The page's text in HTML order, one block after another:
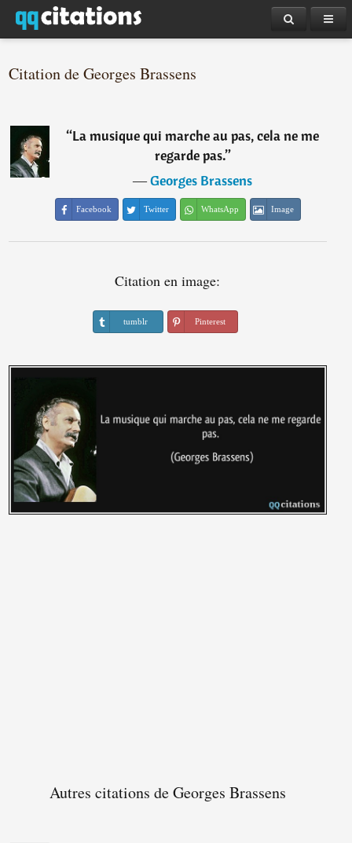
Citation de Georges Brassens
“La musique qui marche au pas, cela ne me
regarde pas.”
―Georges Brassens
Facebook Twitter WhatsApp Image
Citation en image:
tumblr Pinterest
Autres citations de Georges Brassens